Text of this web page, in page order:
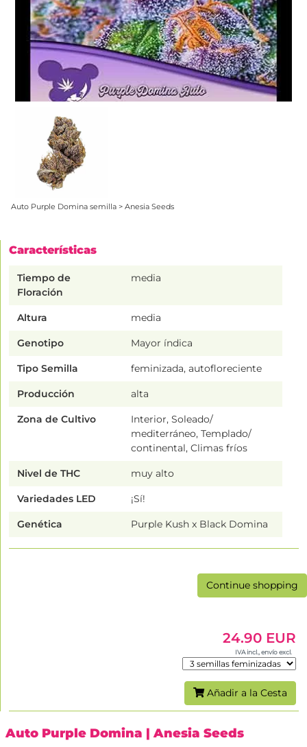
Auto Purple Domina semilla > Anesia Seeds
Características
Tiempo de
Floración
media
Altura media
Genotipo Mayor índica
Tipo Semilla feminizada, autofloreciente
Producción alta
Zona de Cultivo
Interior, Soleado/
mediterráneo, Templado/
continental, Climas fríos
Nivel de THC muy alto
Variedades LED ¡Sí!
Genética Purple Kush x Black Domina
Continue shopping
24.90 EUR
IVA incl., envío excl.
Añadir a la Cesta
Auto Purple Domina | Anesia Seeds